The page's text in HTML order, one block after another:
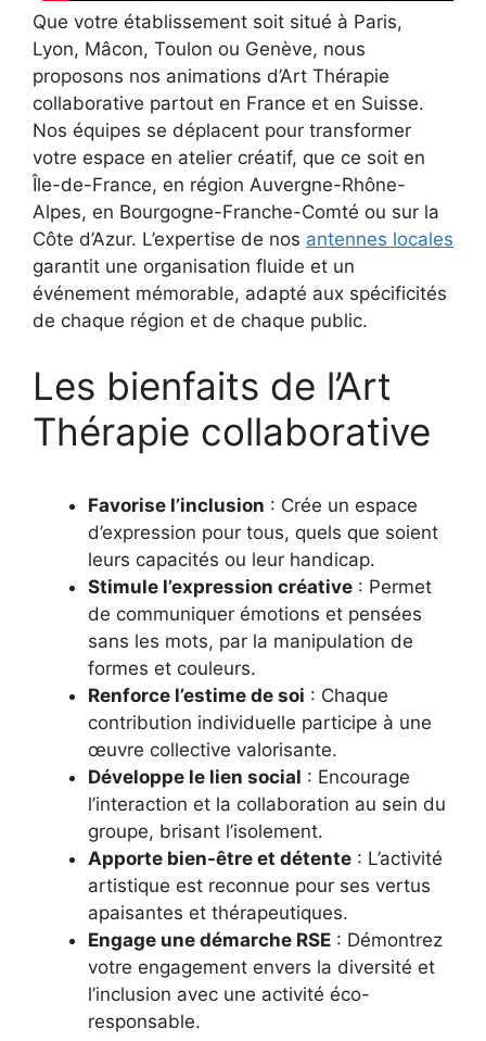
Que votre établissement soit situé à Paris,
Lyon, Mâcon, Toulon ou Genève, nous
proposons nos animations d’Art Thérapie
collaborative partout en France et en Suisse.
Nos équipes se déplacent pour transformer
votre espace en atelier créatif, que ce soit en
Île-de-France, en région Auvergne-Rhône-
Alpes, en Bourgogne-Franche-Comté ou sur la
Côte d’Azur. L’expertise de nos antennes locales
garantit une organisation fluide et un
événement mémorable, adapté aux spécificités
de chaque région et de chaque public.
Les bienfaits de l’Art
Thérapie collaborative
Favorise l’inclusion : Crée un espace
d’expression pour tous, quels que soient
leurs capacités ou leur handicap.
Stimule l’expression créative : Permet
de communiquer émotions et pensées
sans les mots, par la manipulation de
formes et couleurs.
Renforce l’estime de soi : Chaque
contribution individuelle participe à une
œuvre collective valorisante.
Développe le lien social : Encourage
l’interaction et la collaboration au sein du
groupe, brisant l’isolement.
Apporte bien-être et détente : L’activité
artistique est reconnue pour ses vertus
apaisantes et thérapeutiques.
Engage une démarche RSE : Démontrez
votre engagement envers la diversité et
l’inclusion avec une activité éco-
responsable.